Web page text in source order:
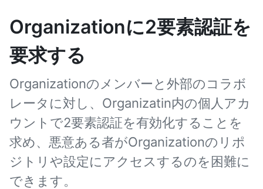
Organizationに2要素認証を
要求する
Organizationのメンバーと外部のコラボ
レータに対し、Organizatin内の個人アカ
ウントで2要素認証を有効化することを
求め、悪意ある者がOrganizationのリポ
ジトリや設定にアクセスするのを困難に
できます。